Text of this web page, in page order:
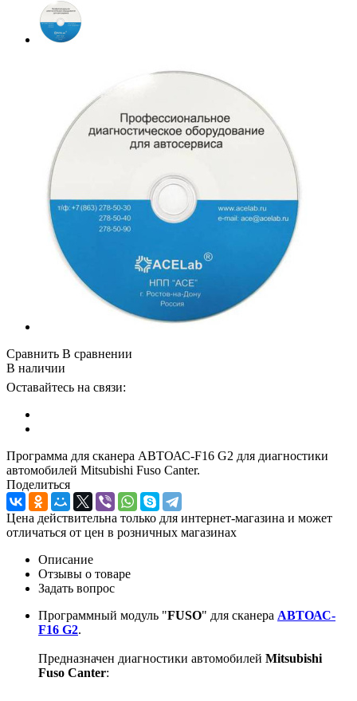
Сравнить В сравнении
В наличии
Оставайтесь на связи:
Программа для сканера АВТОАС-F16 G2 для диагностики
автомобилей Mitsubishi Fuso Canter.
Поделиться
Цена действительна только для интернет-магазина и может
отличаться от цен в розничных магазинах
Описание
Отзывы о товаре
Задать вопрос
Программный модуль "FUSO" для сканера АВТОАС-
F16 G2.
Предназначен диагностики автомобилей Mitsubishi
Fuso Canter: